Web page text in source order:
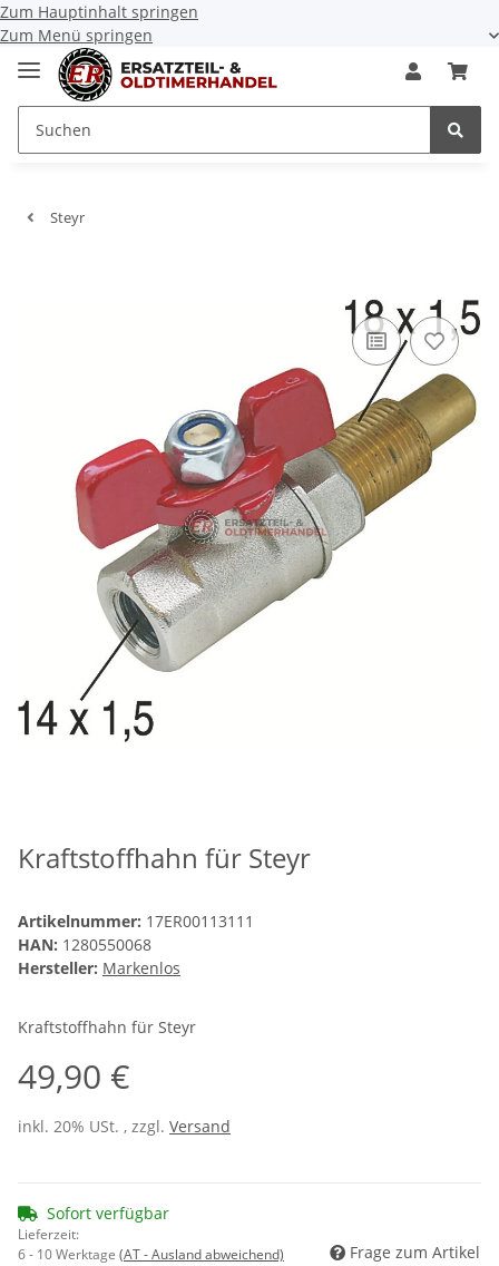
Zum Hauptinhalt springen
Zum Menü springen
Steyr
Kraftstoffhahn für Steyr
Artikelnummer: 17ER00113111
HAN: 1280550068
Hersteller: Markenlos
Kraftstoffhahn für Steyr
49,90 €
inkl. 20% USt. , zzgl. Versand
Sofort verfügbar
Lieferzeit:
6 - 10 Werktage (AT - Ausland abweichend) Frage zum Artikel